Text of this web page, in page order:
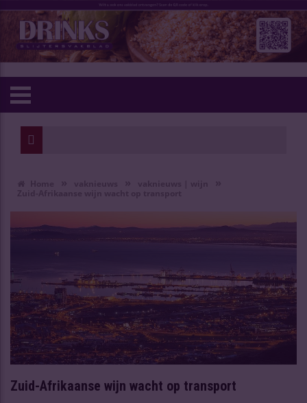
Zuid-Afrikaanse wijn wacht op transport